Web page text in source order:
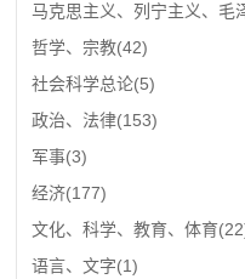
马克思主义、列宁主义、毛
哲学、宗教(42)
社会科学总论(5)
政治、法律(153)
军事(3)
经济(177)
文化、科学、教育、体育
语言、文字(1)